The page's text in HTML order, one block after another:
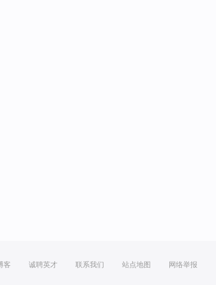
客 诚聘英才 联系我们 站点地图 网络举报